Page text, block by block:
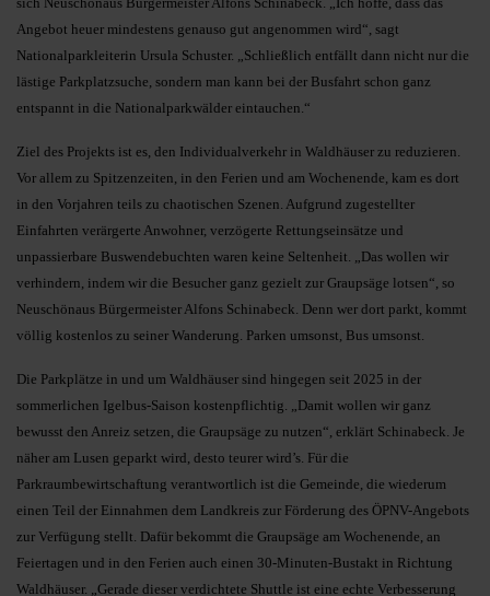
Angebot heuer mindestens genauso gut angenommen wird“, sagt
Nationalparkleiterin Ursula Schuster. „Schließlich entfällt dann nicht nur die
lästige Parkplatzsuche, sondern man kann bei der Busfahrt schon ganz
entspannt in die Nationalparkwälder eintauchen.“
Ziel des Projekts ist es, den Individualverkehr in Waldhäuser zu reduzieren.
Vor allem zu Spitzenzeiten, in den Ferien und am Wochenende, kam es dort
in den Vorjahren teils zu chaotischen Szenen. Aufgrund zugestellter
Einfahrten verärgerte Anwohner, verzögerte Rettungseinsätze und
unpassierbare Buswendebuchten waren keine Seltenheit. „Das wollen wir
verhindern, indem wir die Besucher ganz gezielt zur Graupsäge lotsen“, so
Neuschönaus Bürgermeister Alfons Schinabeck. Denn wer dort parkt, kommt
völlig kostenlos zu seiner Wanderung. Parken umsonst, Bus umsonst.
Die Parkplätze in und um Waldhäuser sind hingegen seit 2025 in der
sommerlichen Igelbus-Saison kostenpflichtig. „Damit wollen wir ganz
bewusst den Anreiz setzen, die Graupsäge zu nutzen“, erklärt Schinabeck. Je
näher am Lusen geparkt wird, desto teurer wird’s. Für die
Parkraumbewirtschaftung verantwortlich ist die Gemeinde, die wiederum
einen Teil der Einnahmen dem Landkreis zur Förderung des ÖPNV-Angebots
zur Verfügung stellt. Dafür bekommt die Graupsäge am Wochenende, an
Feiertagen und in den Ferien auch einen 30-Minuten-Bustakt in Richtung
Waldhäuser. „Gerade dieser verdichtete Shuttle ist eine echte Verbesserung